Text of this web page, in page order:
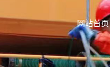
网站首页